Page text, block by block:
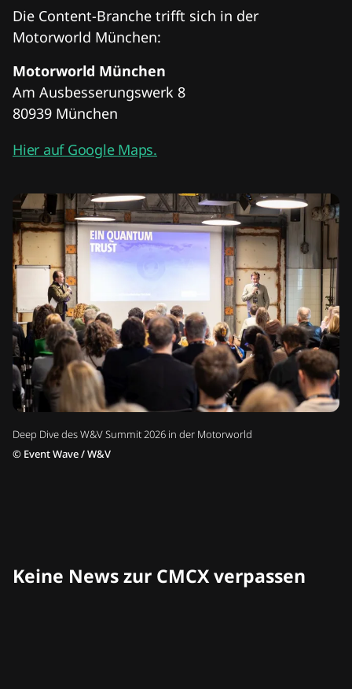
Deep Dive des W&V Summit 2026 in der Motorworld
© Event Wave / W&V
Die Content-Branche trifft sich in der
Motorworld München:
Motorworld München
Am Ausbesserungswerk 8
80939 München
Hier auf Google Maps.
Keine News zur CMCX verpassen